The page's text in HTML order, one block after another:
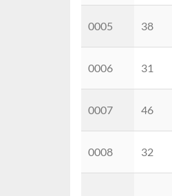
0005 38
0006 31
0007 46
0008 32